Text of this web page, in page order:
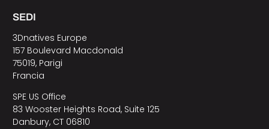
SEDI
3Dnatives Europe
157 Boulevard Macdonald
75019, Parigi
Francia
SPE US Office
83 Wooster Heights Road, Suite 125
Danbury, CT 06810